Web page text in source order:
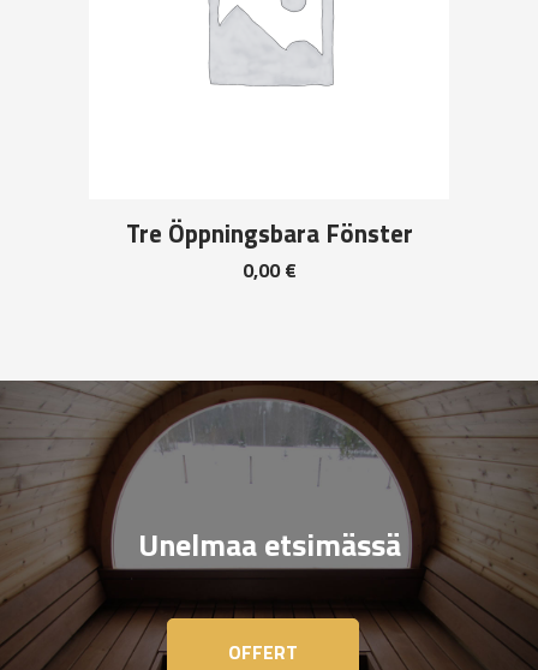
Tre Öppningsbara Fönster
0,00€
Unelmaa etsimässä
OFFERT